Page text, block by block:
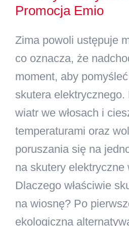
Promocja Emio
Zima powoli ustępuje
co oznacza, że
moment, aby
skutera elektrycznego.
wiatr we włosach i
temperaturami oraz
poruszania się na
na skutery elektryczne
Dlaczego właściwie
na wiosnę? Po
ekologiczna